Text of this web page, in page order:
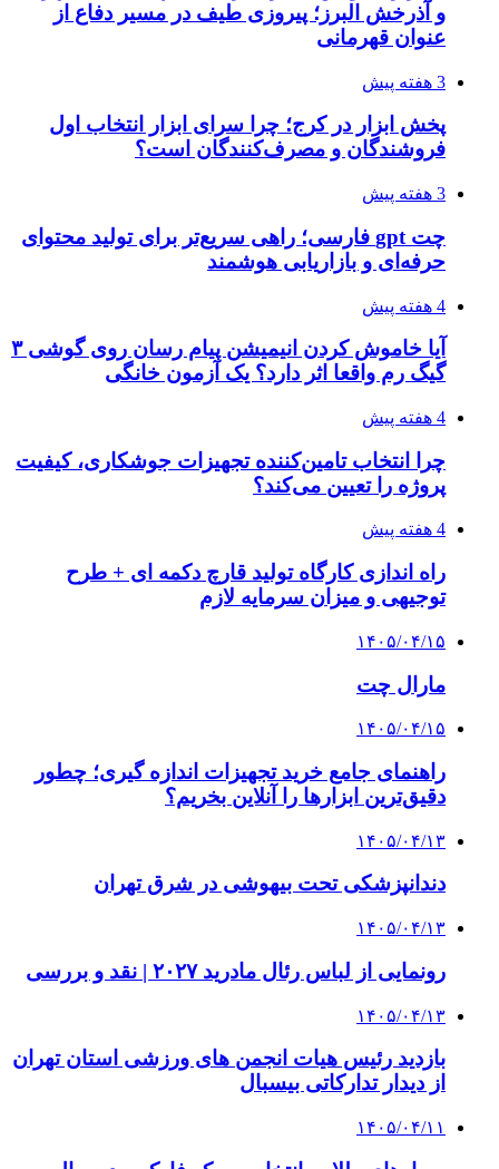
و آذرخش البرز؛ پیروزی طیف در مسیر دفاع از
عنوان قهرمانی
3 هفته پیش
پخش ابزار در کرج؛ چرا سرای ابزار انتخاب اول
فروشندگان و مصرف‌کنندگان است؟
3 هفته پیش
چت gpt فارسی؛ راهی سریع‌تر برای تولید محتوای
حرفه‌ای و بازاریابی هوشمند
4 هفته پیش
آیا خاموش کردن انیمیشن پیام رسان روی گوشی ۳
گیگ رم واقعا اثر دارد؟ یک آزمون خانگی
4 هفته پیش
چرا انتخاب تامین‌کننده تجهیزات جوشکاری، کیفیت
پروژه را تعیین می‌کند؟
4 هفته پیش
راه اندازی کارگاه تولید قارچ دکمه ای + طرح
توجیهی و میزان سرمایه لازم
۱۴۰۵/۰۴/۱۵
مارال چت
۱۴۰۵/۰۴/۱۵
راهنمای جامع خرید تجهیزات اندازه گیری؛ چطور
دقیق‌ترین ابزارها را آنلاین بخریم؟
۱۴۰۵/۰۴/۱۳
دندانپزشکی تحت بیهوشی در شرق تهران
۱۴۰۵/۰۴/۱۳
رونمایی از لباس رئال مادرید ۲۰۲۷ | نقد و بررسی
۱۴۰۵/۰۴/۱۳
بازدید رئیس هیات انجمن های ورزشی استان تهران
از دیدار تدارکاتی بیسبال
۱۴۰۵/۰۴/۱۱